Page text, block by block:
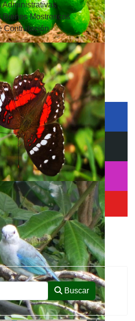
Administrativas
Bienes Mostrencos
Contratación
Buscar